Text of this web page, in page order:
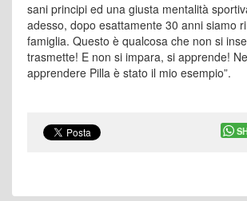
sani principi ed una giusta mentalità
adesso, dopo esattamente 30 anni siamo
famiglia. Questo è qualcosa che non si
trasmette! E non si impara, si apprende!
apprendere Pilla è stato il mio esempio”.